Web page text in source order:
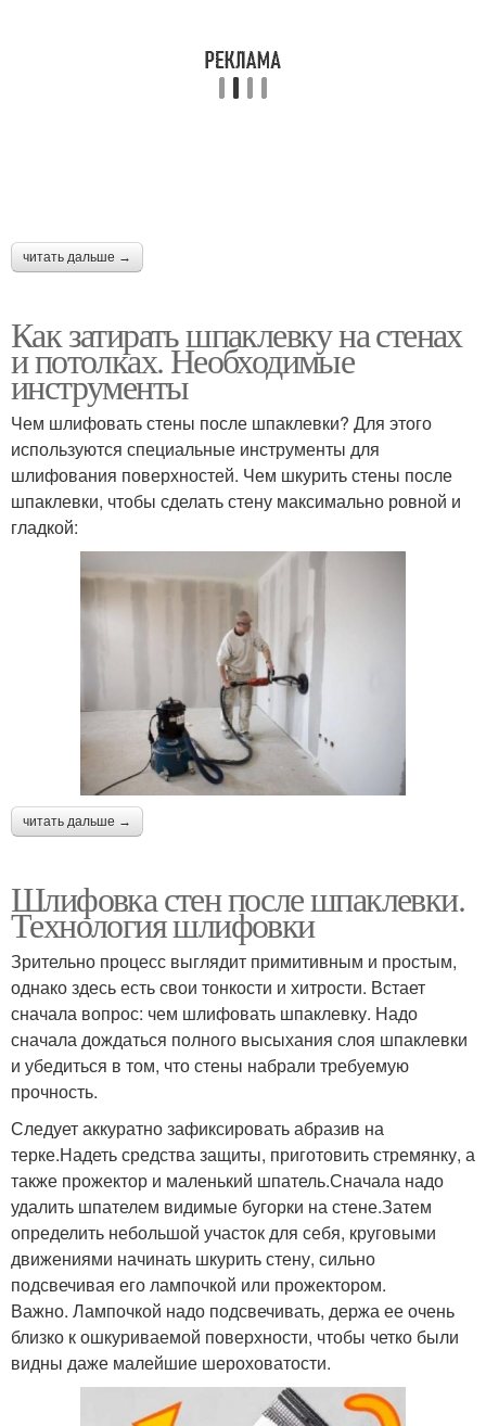
читать дальше →
Как затирать шпаклевку на стенах
и потолках. Необходимые
инструменты
Чем шлифовать стены после шпаклевки? Для этого
используются специальные инструменты для
шлифования поверхностей. Чем шкурить стены после
шпаклевки, чтобы сделать стену максимально ровной и
гладкой:
читать дальше →
Шлифовка стен после шпаклевки.
Технология шлифовки
Зрительно процесс выглядит примитивным и простым,
однако здесь есть свои тонкости и хитрости. Встает
сначала вопрос: чем шлифовать шпаклевку. Надо
сначала дождаться полного высыхания слоя шпаклевки
и убедиться в том, что стены набрали требуемую
прочность.
Следует аккуратно зафиксировать абразив на
терке.Надеть средства защиты, приготовить стремянку, а
также прожектор и маленький шпатель.Сначала надо
удалить шпателем видимые бугорки на стене.Затем
определить небольшой участок для себя, круговыми
движениями начинать шкурить стену, сильно
подсвечивая его лампочкой или прожектором.
Важно. Лампочкой надо подсвечивать, держа ее очень
близко к ошкуриваемой поверхности, чтобы четко были
видны даже малейшие шероховатости.